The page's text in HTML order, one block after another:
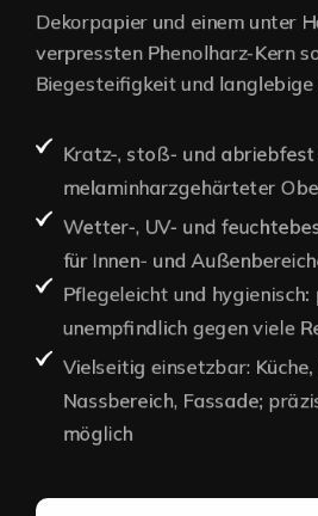
Dekorpapier und einem unter
verpressten Phenolharz-Kern
Biegesteifigkeit und langlebige
Kratz-, stoß- und
melaminharzgehärteter
Wetter-, UV- und
für Innen- und
Pflegeleicht und hygienisch:
unempfindlich gegen viele
Vielseitig einsetzbar:
Nassbereich, Fassade;
möglich